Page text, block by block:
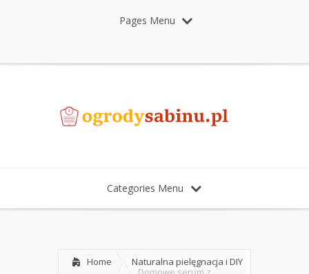
Pages Menu
Categories Menu
Home
Naturalna pielęgnacja i DIY